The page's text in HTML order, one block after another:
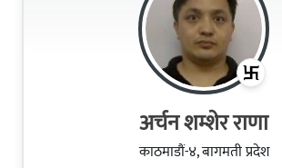
अर्चन शम्शेर राणा
काठमाडौं-४, बागमती प्रदेश